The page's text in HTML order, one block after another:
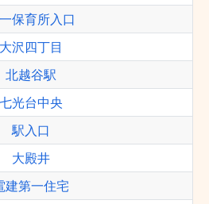
保育所入口
大沢四丁目
北越谷駅
七光台中央
駅入口
大殿井
建第一住宅